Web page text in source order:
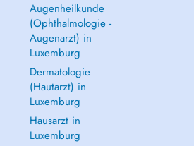
Augenheilkunde
(Ophthalmologie -
Augenarzt) in
Luxemburg
Dermatologie
(Hautarzt) in
Luxemburg
Hausarzt in
Luxemburg